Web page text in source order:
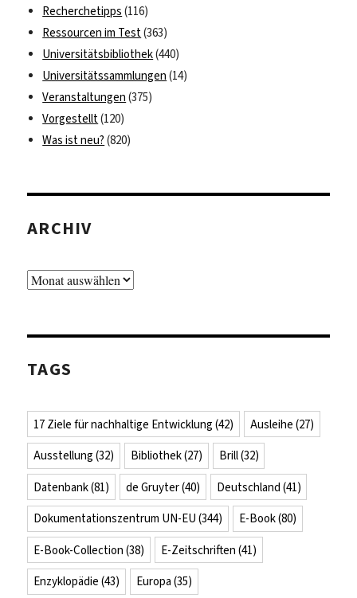
Recherchetipps (116)
Ressourcen im Test(363)
Universitätsbibliothek(440)
Universitätssammlungen (14)
Veranstaltungen (375)
Vorgestellt(120)
Was ist neu? (820)
ARCHIV
Archiv
TAGS
17 Ziele für nachhaltige Entwicklung (42) Ausleihe (27)
Ausstellung (32) Bibliothek(27) Brill(32)
Datenbank(81) de Gruyter(40) Deutschland (41)
Dokumentationszentrum UN-EU (344) E-Book(80)
E-Book-Collection (38) E-Zeitschriften (41)
Enzyklopädie (43) Europa (35)